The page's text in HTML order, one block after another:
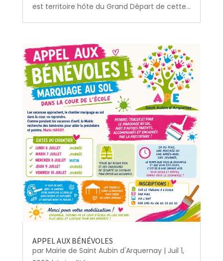
est territoire hôte du Grand Départ de cette...
APPEL AUX BÉNÉVOLES
par Mairie de Saint Aubin d'Arquernay| Juil 1,